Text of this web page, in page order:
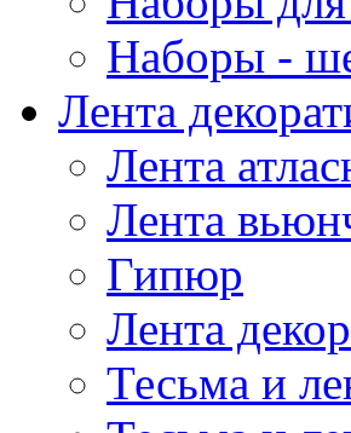
Наборы -
Лента
Лента
Лента
Гипюр
Лента
Тесьма и